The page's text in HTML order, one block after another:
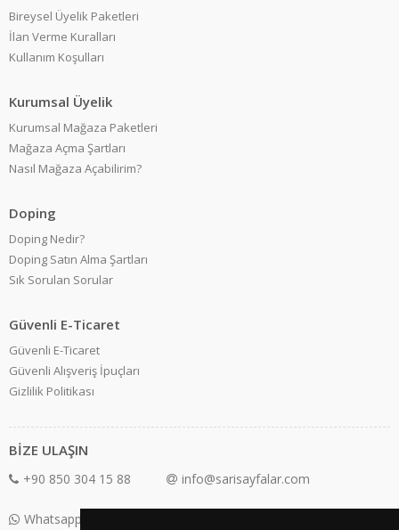
Bireysel Üyelik Paketleri
İlan Verme Kuralları
Kullanım Koşulları
Kurumsal Üyelik
Kurumsal Mağaza Paketleri
Mağaza Açma Şartları
Nasıl Mağaza Açabilirim?
Doping
Doping Nedir?
Doping Satın Alma Şartları
Sık Sorulan Sorular
Güvenli E-Ticaret
Güvenli E-Ticaret
Güvenli Alışveriş İpuçları
Gizlilik Politikası
BİZE ULAŞIN
+90 850 304 15 88 info@sarisayfalar.com
Whatsapp Destek: +90 850 304 15 88